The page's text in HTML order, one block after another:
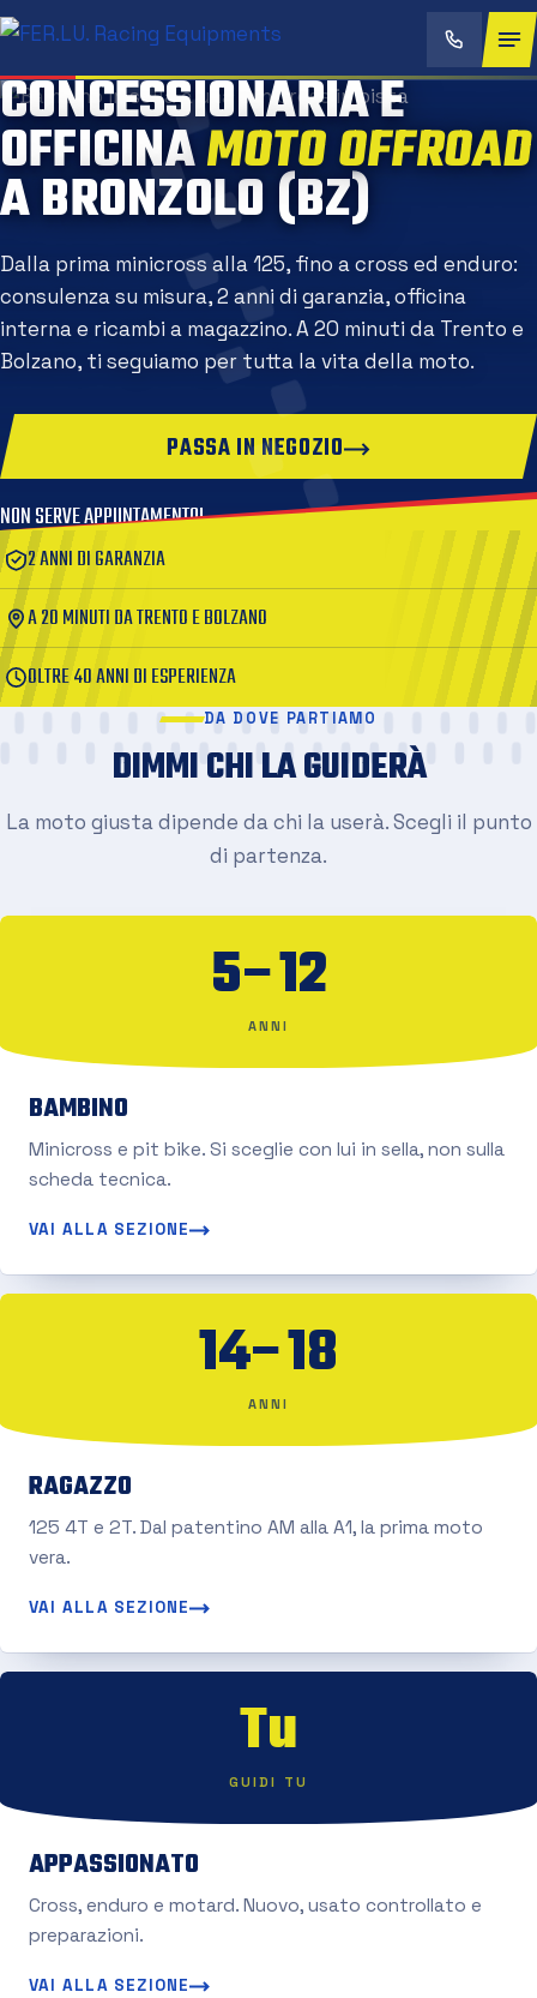
CONCESSIONARIA E
OFFICINAMOTO OFFROAD
A BRONZOLO (BZ)
Dalla prima minicross alla 125, fino a cross ed enduro:
consulenza su misura, 2 anni di garanzia, officina
interna e ricambi a magazzino. A 20 minuti da Trento e
Bolzano, ti seguiamo per tutta la vita della moto.
PASSA IN NEGOZIO
NON SERVE APPUNTAMENTO!
2 ANNI DI GARANZIA
A 20 MINUTI DA TRENTO E BOLZANO
OLTRE 40 ANNI DI ESPERIENZA
DA DOVE PARTIAMO
DIMMI CHI LA GUIDERÀ
La moto giusta dipende da chi la userà. Scegli il punto
di partenza.
5–12
ANNI
BAMBINO
Minicross e pit bike. Si sceglie con lui in sella, non sulla
scheda tecnica.
VAI ALLA SEZIONE
14–18
ANNI
RAGAZZO
125 4T e 2T. Dal patentino AM alla A1, la prima moto
vera.
VAI ALLA SEZIONE
Tu
GUIDI TU
APPASSIONATO
Cross, enduro e motard. Nuovo, usato controllato e
preparazioni.
VAI ALLA SEZIONE